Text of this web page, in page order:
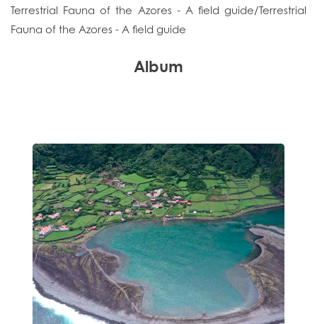
Terrestrial Fauna of the Azores - A field guide/Terrestrial
Fauna of the Azores - A field guide
Album